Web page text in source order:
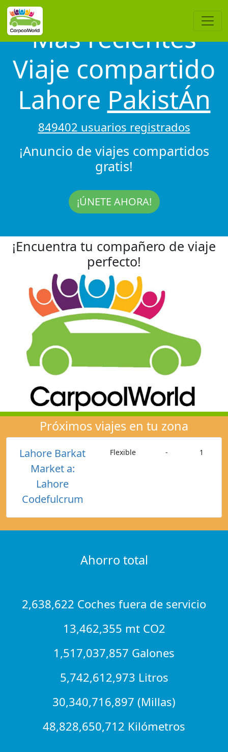
Más recientes
Viaje compartido
Lahore PakistÁn
849402 usuarios registrados
¡Anuncio de viajes compartidos
gratis!
¡ÚNETE AHORA!
¡Encuentra tu compañero de viaje
perfecto!
Próximos viajes en tu zona
Lahore Barkat
Market a:
Lahore
Codefulcrum
Flexible - 1
Ahorro total
2,638,622 Coches fuera de servicio
13,462,355 mt CO2
1,517,037,857 Galones
5,742,612,973 Litros
30,340,716,897 (Millas)
48,828,650,712 Kilómetros